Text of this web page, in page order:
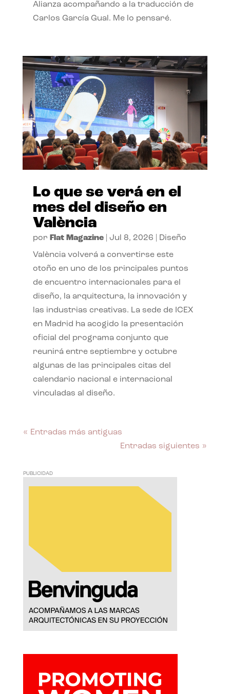
Alianza acompañando a la traducción de
Carlos García Gual. Me lo pensaré.
Lo que se verá en el
mes del diseño en
València
por Flat Magazine| Jul 8, 2026 Diseño
València volverá a convertirse este
otoño en uno de los principales puntos
de encuentro internacionales para el
diseño, la arquitectura, la innovación y
las industrias creativas. La sede de ICEX
en Madrid ha acogido la presentación
oficial del programa conjunto que
reunirá entre septiembre y octubre
algunas de las principales citas del
calendario nacional e internacional
vinculadas al diseño.
« Entradas más antiguas
Entradas siguientes »
PUBLICIDAD